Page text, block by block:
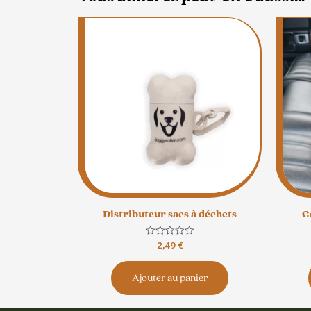
Distributeur sacs à déchets
Note
sur
2,49€
Ajouter au panier